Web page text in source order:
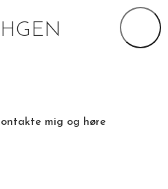
mig og høre